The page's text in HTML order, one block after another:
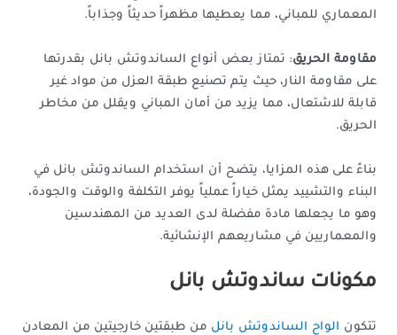
المعماري للمباني، مما يعطيها مظهراً حديثاً وجذاباً.
مقاومة الحريق: تمتاز بعض أنواع الساندوتش بانل بقدرتها
على مقاومة النار، حيث يتم تصنيع طبقة العزل من مواد غير
قابلة للاشتعال، مما يزيد من أمان المباني ويقلل من مخاطر
الحريق.
بناءً على هذه المزايا، يتضح أن استخدام الساندوتش بانل في
البناء والتشييد يمثل خياراً عملياً يوفر التكلفة والوقت والجودة،
وهو ما يجعلها مادة مفضلة لدى العديد من المهندسين
والمعماريين في مشاريعهم الإنشائية.
مكونات ساندوتش بانل
تتكون الواح الساندوتش بانل من طبقتين خارجيتين من المعادن